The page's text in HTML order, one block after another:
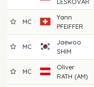
MC
Yann
PFEIFFER
MC
Jaewoo
SHIM
MC
Oliver
RATH (AM)